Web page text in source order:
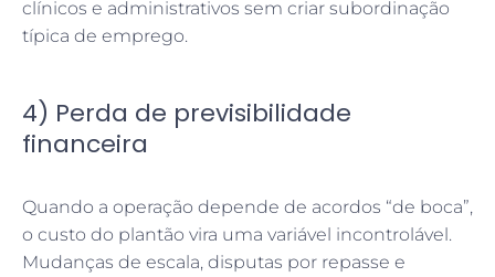
clínicos e administrativos sem criar subordinação
típica de emprego.
4) Perda de previsibilidade
financeira
Quando a operação depende de acordos “de boca”,
o custo do plantão vira uma variável incontrolável.
Mudanças de escala, disputas por repasse e